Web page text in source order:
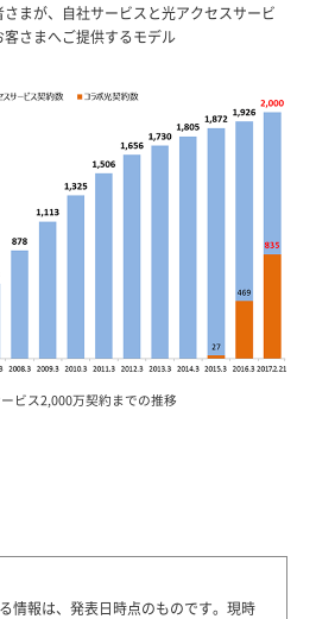
まが、自社サービスと光アクセスサービ
さまへご提供するモデル
ビス2,000万契約までの推移
情報は、発表日時点のものです。 現時